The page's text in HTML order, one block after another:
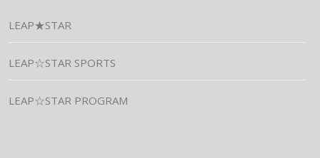
LEAP★STAR
LEAP☆STAR SPORTS
LEAP☆STAR PROGRAM